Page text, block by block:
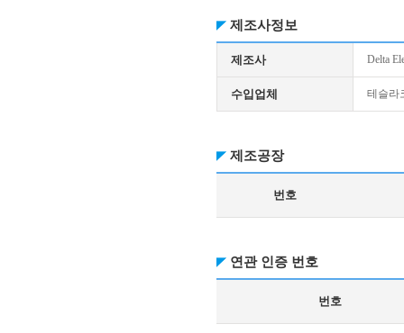
제조사정보
제조사 Delta
수입업체 테슬라
제조공장
번호
연관 인증 번호
번호